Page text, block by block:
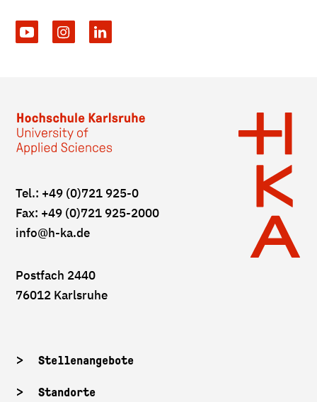
Tel.: +49 (0)721 925-0
Fax: +49 (0)721 925-2000
info@h-ka.de
Postfach 2440
76012 Karlsruhe
Stellenangebote
Standorte